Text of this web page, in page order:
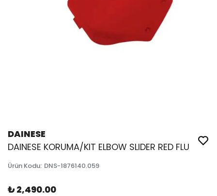
DAINESE
DAINESE KORUMA/KIT ELBOW SLIDER RED FLU
Ürün Kodu: DNS-1876140.059
₺ 2,490.00